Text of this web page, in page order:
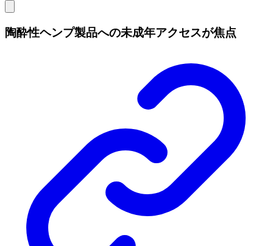
陶酔性ヘンプ製品への未成年アクセスが焦点